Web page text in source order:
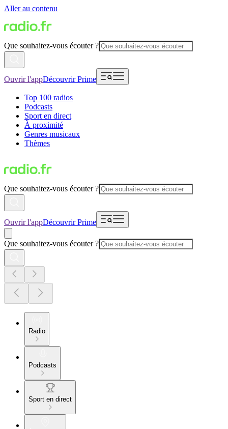
Aller au contenu
Que souhaitez-vous écouter ?
Ouvrir l'appDécouvrir Prime
Top 100 radios
Podcasts
Sport en direct
À proximité
Genres musicaux
Thèmes
Que souhaitez-vous écouter ?
Ouvrir l'appDécouvrir Prime
Que souhaitez-vous écouter ?
Radio
Podcasts
Sport en direct